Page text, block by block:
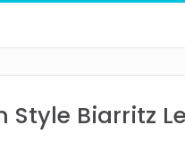
Style Biarritz